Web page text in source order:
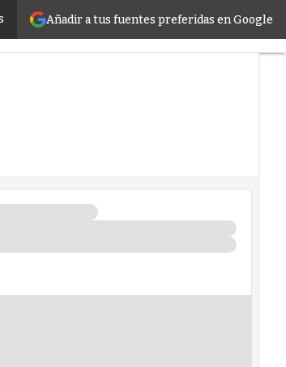
Añadir a tus fuentes preferidas en Google